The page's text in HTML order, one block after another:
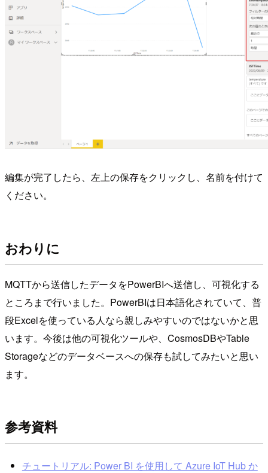
編集が完了したら、左上の保存をクリックし、名前を付けて
ください。
おわりに
MQTTから送信したデータをPowerBIへ送信し、可視化する
ところまで行いました。PowerBIは日本語化されていて、普
段Excelを使っている人なら親しみやすいのではないかと思
います。今後は他の可視化ツールや、CosmosDBやTable
Storageなどのデータベースへの保存も試してみたいと思い
ます。
参考資料
チュートリアル: Power BI を使用して Azure IoT Hub か